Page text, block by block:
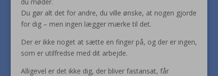
Du gør alt det for andre, du ville ønske, at nogen gjorde
for dig – men ingen lægger mærke til det.
Der er ikke noget at sætte en finger på, og der er ingen,
som er utilfredse med dit arbejde.
Alligevel er det ikke dig, der bliver fastansat, får